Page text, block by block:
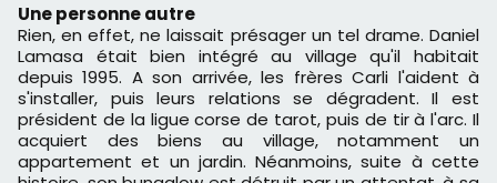
Une personne autre
Rien, en effet, ne laissait présager un tel drame. Daniel
Lamasa était bien intégré au village qu'il habitait
depuis 1995. A son arrivée, les frères Carli l'aident à
s'installer, puis leurs relations se dégradent. Il est
président de la ligue corse de tarot, puis de tir à l'arc. Il
acquiert des biens au village, notamment un
appartement et un jardin. Néanmoins, suite à cette